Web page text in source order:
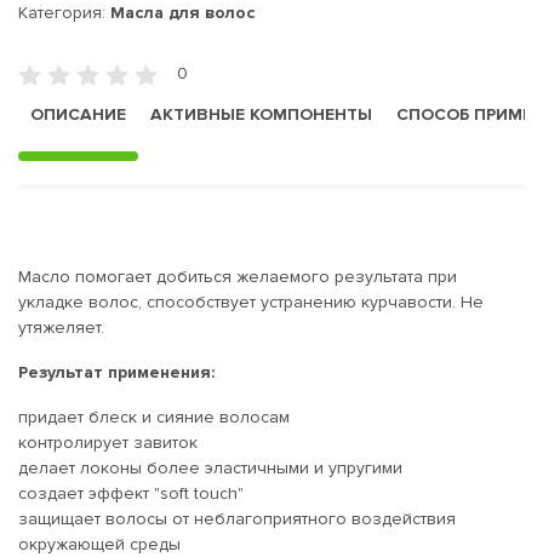
Категория: Масла для волос
0
ОПИСАНИЕ
АКТИВНЫЕ КОМПОНЕНТЫ СПОСОБ
Масло помогает добиться желаемого результата при
укладке волос, способствует устранению курчавости. Не
утяжеляет.
Результат применения:
придает блеск и сияние волосам
контролирует завиток
делает локоны более эластичными и упругими
создает эффект "soft touch"
защищает волосы от неблагоприятного воздействия
окружающей среды